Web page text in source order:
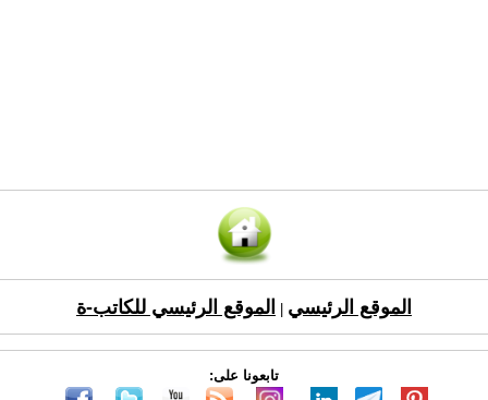
الموقع الرئيسي الموقع الرئيسي للكاتب-ة
تابعونا على: